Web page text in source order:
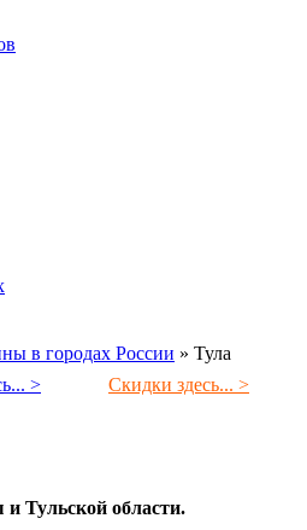
в городах России » Тула
>
Скидки здесь... >
Тульской области.